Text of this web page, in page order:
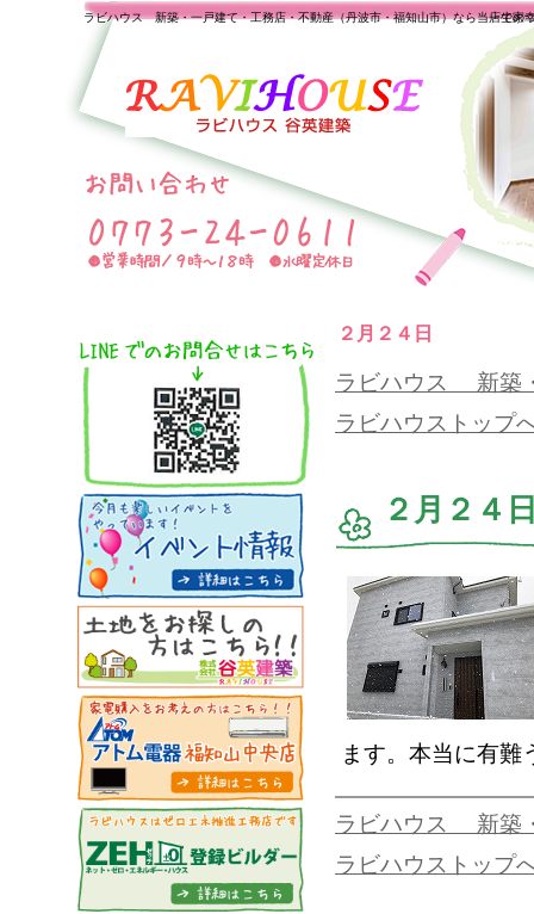
２月２４日
一生の
ラビハウス 新築・一戸建て・工務店・不動産（丹波市・福知山市）なら当店で家
ラビハウス 新築
ラビハウストップ
２月２４
ます。本当に有難
ラビハウス 新築
ラビハウストップ